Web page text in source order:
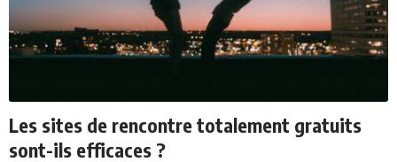
Les sites de rencontre totalement gratuits
sont-ils efficaces ?